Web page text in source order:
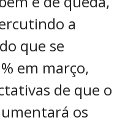
a
que se
em março,
de que o
os